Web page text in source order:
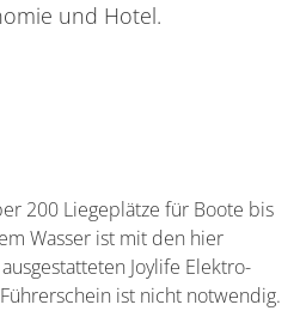
und Hotel.
200 Liegeplätze für Boote bis
Wasser ist mit den hier
Joylife Elektro-
ist nicht notwendig.